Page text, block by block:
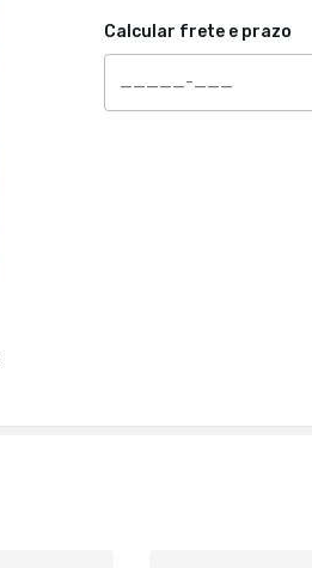
Calcular frete e prazo